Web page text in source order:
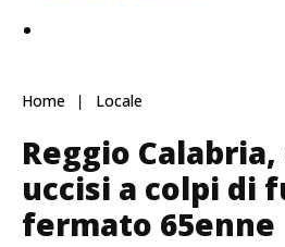
Home Locale
Reggio
uccisi a colpi di
fermato 65enne